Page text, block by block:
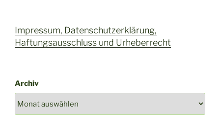
Impressum, Datenschutzerklärung,
Haftungsausschluss und Urheberrecht
Archiv